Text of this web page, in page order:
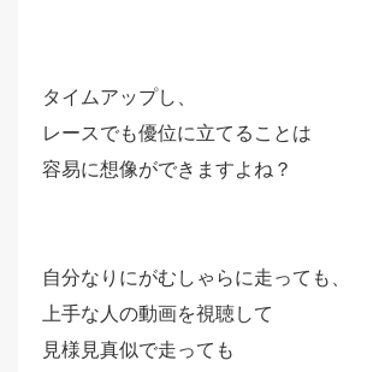
タイムアップし、
レースでも優位に立てることは
容易に想像ができますよね？
自分なりにがむしゃらに走っても、
上手な人の動画を視聴して
見様見真似で走っても